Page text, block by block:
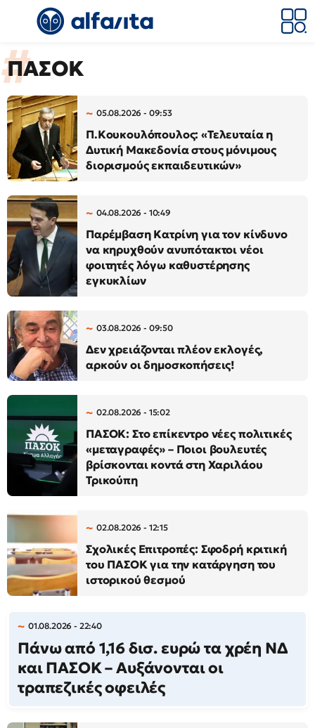
ΠΑΣΟΚ
05.08.2026 - 09:53
Π.Κουκουλόπουλος: «Τελευταία η
Δυτική Μακεδονία στους μόνιμους
διορισμούς εκπαιδευτικών»
04.08.2026 - 10:49
Παρέμβαση Κατρίνη για τον κίνδυνο
να κηρυχθούν ανυπότακτοι νέοι
φοιτητές λόγω καθυστέρησης
εγκυκλίων
03.08.2026 - 09:50
Δεν χρειάζονται πλέον εκλογές,
αρκούν οι δημοσκοπήσεις!
02.08.2026 - 15:02
ΠΑΣΟΚ: Στο επίκεντρο νέες πολιτικές
«μεταγραφές» – Ποιοι βουλευτές
βρίσκονται κοντά στη Χαριλάου
Τρικούπη
02.08.2026 - 12:15
Σχολικές Επιτροπές: Σφοδρή κριτική
του ΠΑΣΟΚ για την κατάργηση του
ιστορικού θεσμού
01.08.2026 - 22:40
Πάνω από 1,16 δισ. ευρώ τα χρέη ΝΔ
και ΠΑΣΟΚ – Αυξάνονται οι
τραπεζικές οφειλές